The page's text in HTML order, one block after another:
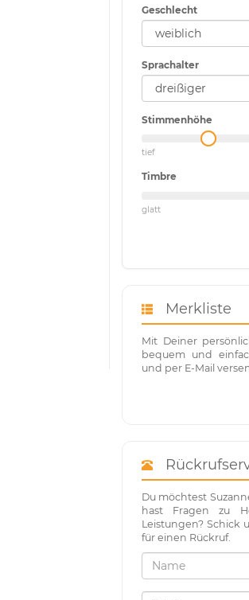
Geschlecht
Sprachalter
Stimmenhöhe
tief
Timbre
glatt
Merkliste
Mit Deiner
bequem und
und per E-Mail
Du möchtest
hast Fragen zu
Leistungen? Schick
für einen Rückruf.